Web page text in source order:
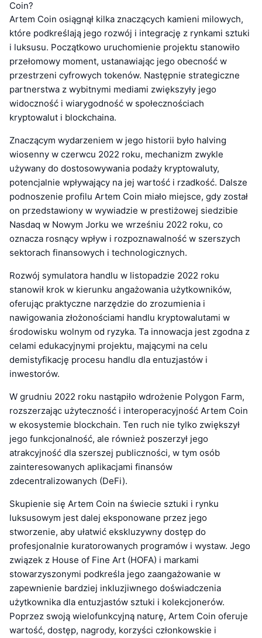
Coin?
Artem Coin osiągnął kilka znaczących kamieni milowych,
które podkreślają jego rozwój i integrację z rynkami sztuki
i luksusu. Początkowo uruchomienie projektu stanowiło
przełomowy moment, ustanawiając jego obecność w
przestrzeni cyfrowych tokenów. Następnie strategiczne
partnerstwa z wybitnymi mediami zwiększyły jego
widoczność i wiarygodność w społecznościach
kryptowalut i blockchaina.
Znaczącym wydarzeniem w jego historii było halving
wiosenny w czerwcu 2022 roku, mechanizm zwykle
używany do dostosowywania podaży kryptowaluty,
potencjalnie wpływający na jej wartość i rzadkość. Dalsze
podnoszenie profilu Artem Coin miało miejsce, gdy został
on przedstawiony w wywiadzie w prestiżowej siedzibie
Nasdaq w Nowym Jorku we wrześniu 2022 roku, co
oznacza rosnący wpływ i rozpoznawalność w szerszych
sektorach finansowych i technologicznych.
Rozwój symulatora handlu w listopadzie 2022 roku
stanowił krok w kierunku angażowania użytkowników,
oferując praktyczne narzędzie do zrozumienia i
nawigowania złożonościami handlu kryptowalutami w
środowisku wolnym od ryzyka. Ta innowacja jest zgodna z
celami edukacyjnymi projektu, mającymi na celu
demistyfikację procesu handlu dla entuzjastów i
inwestorów.
W grudniu 2022 roku nastąpiło wdrożenie Polygon Farm,
rozszerzając użyteczność i interoperacyjność Artem Coin
w ekosystemie blockchain. Ten ruch nie tylko zwiększył
jego funkcjonalność, ale również poszerzył jego
atrakcyjność dla szerszej publiczności, w tym osób
zainteresowanych aplikacjami finansów
zdecentralizowanych (DeFi).
Skupienie się Artem Coin na świecie sztuki i rynku
luksusowym jest dalej eksponowane przez jego
stworzenie, aby ułatwić ekskluzywny dostęp do
profesjonalnie kuratorowanych programów i wystaw. Jego
związek z House of Fine Art (HOFA) i markami
stowarzyszonymi podkreśla jego zaangażowanie w
zapewnienie bardziej inkluzjiwnego doświadczenia
użytkownika dla entuzjastów sztuki i kolekcjonerów.
Poprzez swoją wielofunkcyjną naturę, Artem Coin oferuje
wartość, dostęp, nagrody, korzyści członkowskie i